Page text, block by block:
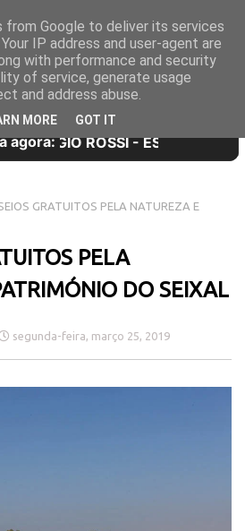
GRATUITOS PELA NATUREZA E
PELA
DO SEIXAL
segunda-feira, março 25, 2019
from Google to deliver its services
IP address and user-agent are
with performance and security
of service, generate usage
and address abuse.
MORE GOT IT